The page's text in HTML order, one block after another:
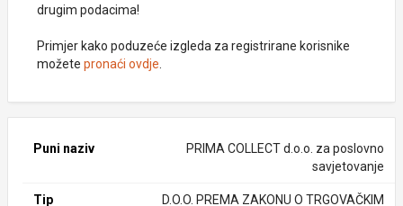
drugim podacima!
Primjer kako poduzeće izgleda za registrirane korisnike
možete pronaći ovdje
Puni naziv
PRIMA COLLECT d.o.o. za poslovno
savjetovanje
Tip
D.O.O. PREMA ZAKONU O TRGOVAČKIM